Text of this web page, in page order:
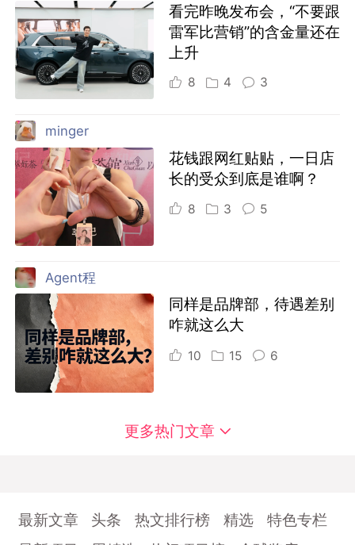
看完昨晚发布会，“不要跟
雷军比营销”的含金量还在
上升
8 4 3
minger
花钱跟网红贴贴，一日店
长的受众到底是谁啊？
8 3 5
Agent程
同样是品牌部，待遇差别
咋就这么大
10 15 6
更多热门文章
最新文章 头条 热文排行榜 精选
特色专栏